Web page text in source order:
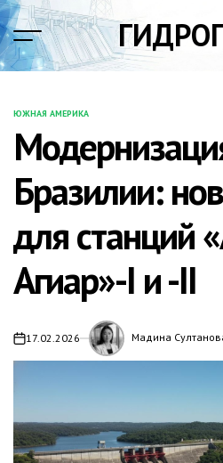
Перейти
к
содержимому
ОПУБЛИКОВАНО
В
ЮЖНАЯ АМЕРИКА
Бразилии:
для станций
Агиар»-I и -II
17.02.2026 Мадина